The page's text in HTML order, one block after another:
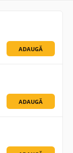
ADAUGĂ
ADAUGĂ